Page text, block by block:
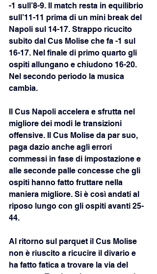
-1 sull’8-9. Il match resta in equilibrio
sull’11-11 prima di un mini break del
Napoli sul 14-17. Strappo ricucito
subito dal Cus Molise che fa -1 sul
16-17. Nel finale di primo quarto gli
ospiti allungano e chiudono 16-20.
Nel secondo periodo la musica
cambia.
Il Cus Napoli accelera e sfrutta nel
migliore dei modi le transizioni
offensive. Il Cus Molise da par suo,
paga dazio anche agli errori
commessi in fase di impostazione e
alle seconde palle concesse che gli
ospiti hanno fatto fruttare nella
maniera migliore. Si è così andati al
riposo lungo con gli ospiti avanti 25-
44.
Al ritorno sul parquet il Cus Molise
non è riuscito a ricucire il divario e
ha fatto fatica a trovare la via del